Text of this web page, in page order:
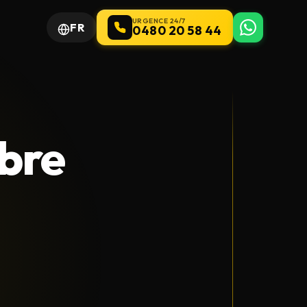
FR URGENCE 24/7
0480 20 58 44